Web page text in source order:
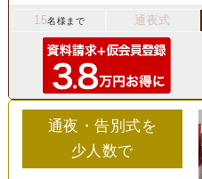
15名様まで 通夜式
通夜・告別式を
少人数で